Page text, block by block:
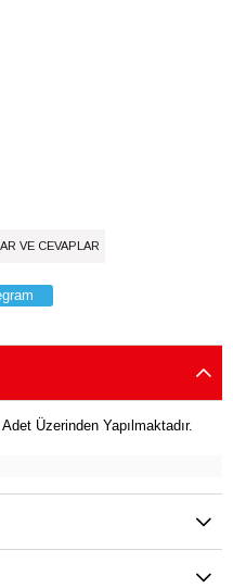
VE CEVAPLAR
Üzerinden Yapılmaktadır.